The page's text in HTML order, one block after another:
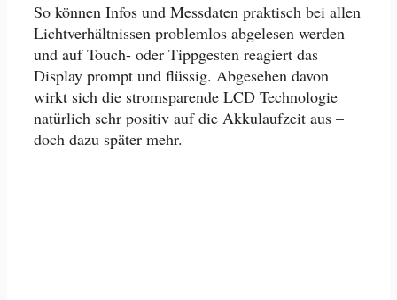
So können Infos und Messdaten praktisch bei allen
Lichtverhältnissen problemlos abgelesen werden
und auf Touch- oder Tippgesten reagiert das
Display prompt und flüssig. Abgesehen davon
wirkt sich die stromsparende LCD Technologie
natürlich sehr positiv auf die Akkulaufzeit aus –
doch dazu später mehr.